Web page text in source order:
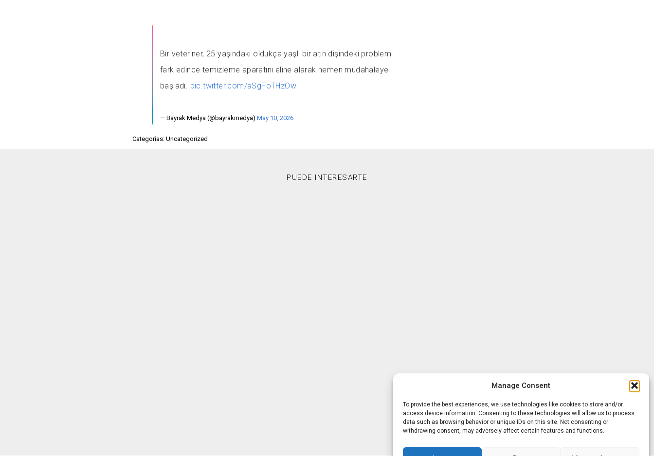
Manage Consent
To provide the best experiences, we use technologies like cookies to store and/or
access device information. Consenting to these technologies will allow us to process
data such as browsing behavior or unique IDs on this site. Not consenting or
withdrawing consent, may adversely affect certain features and functions.
Bir veteriner, 25 yaşındaki oldukça yaşlı bir atın dişindeki problemi
fark edince temizleme aparatını eline alarak hemen müdahaleye
başladı. pic.twitter.com/aSgFoTHzOw
— Bayrak Medya (@bayrakmedya) May 10, 2026
Categorías: Uncategorized
PUEDE INTERESARTE